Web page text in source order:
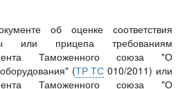
об оценке соответствия
или прицепа требованиям
Таможенного союза "О
(ТР ТС 010/2011) или
Таможенного союза "О